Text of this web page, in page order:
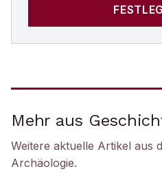
Mehr aus
Weitere aktuelle Artikel aus
Archäologie.